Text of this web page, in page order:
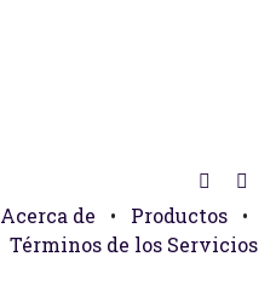
Acerca de • Productos
•
Términos de los Servicios